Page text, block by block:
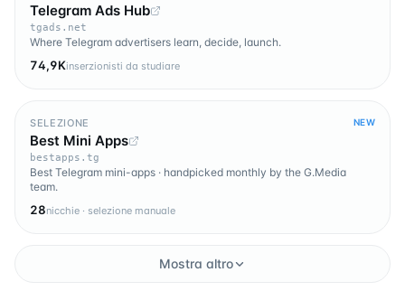
Telegram Ads Hub
tgads.net
Where Telegram advertisers learn, decide, launch.
74,9Kinserzionisti da studiare
SELEZIONE NEW
Best Mini Apps
bestapps.tg
Best Telegram mini-apps · handpicked monthly by the G.Media
team.
28nicchie · selezione manuale
Mostra altro